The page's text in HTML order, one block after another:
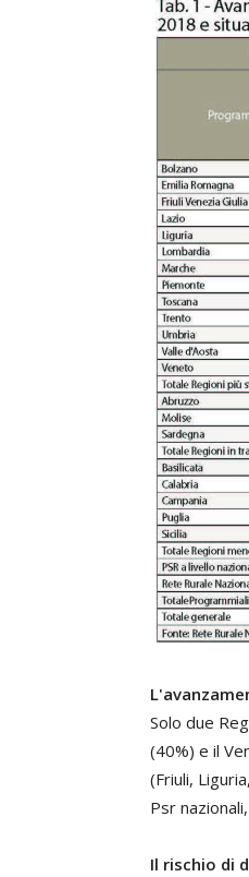
Solo due
(40%) e il
(Friuli,
Psr
Il rischio di